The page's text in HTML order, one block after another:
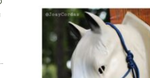
PE – CABRESTOS - 7 NÓS SIMPLES